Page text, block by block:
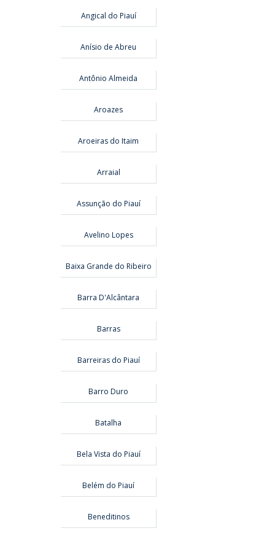
Angical do Piauí
Anísio de Abreu
Antônio Almeida
Aroazes
Aroeiras do Itaim
Arraial
Assunção do Piauí
Avelino Lopes
Baixa Grande do Ribeiro
Barra D'Alcântara
Barras
Barreiras do Piauí
Barro Duro
Batalha
Bela Vista do Piauí
Belém do Piauí
Beneditinos